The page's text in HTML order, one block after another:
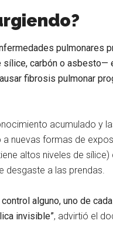
pulmonares
carbón o asbesto—
fibrosis pulmonar
acumulado y
nuevas formas de
altos niveles de
desgaste a las prendas.
alguno, uno de
invisible”, advirtió el